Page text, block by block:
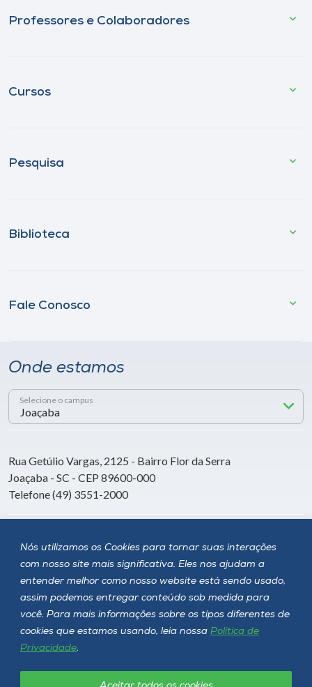
Nós utilizamos os Cookies para tornar suas interações
com nosso site mais significativa. Eles nos ajudam a
entender melhor como nosso website está sendo usado,
assim podemos entregar conteúdo sob medida para
você. Para mais informações sobre os tipos diferentes de
cookies que estamos usando, leia nossa Política de
Privacidade.
Professores e Colaboradores
Cursos
Pesquisa
Biblioteca
Fale Conosco
Onde estamos
Selecione o campus
Rua Getúlio Vargas, 2125 - Bairro Flor da Serra
Joaçaba - SC - CEP 89600-000
Telefone (49) 3551-2000
Siga a Unoesc